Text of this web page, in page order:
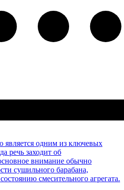
является одним из ключевых
речь заходит об
внимание обычно
сушильного барабана,
смесительного агрегата.